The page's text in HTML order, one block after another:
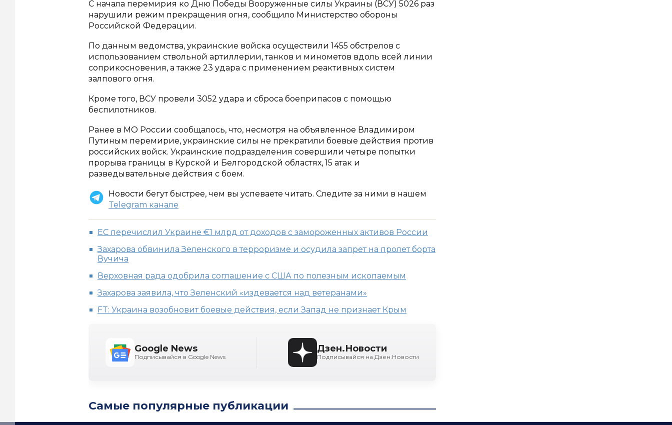
С начала перемирия ко Дню Победы Вооруженные силы Украины (ВСУ) 5026 раз
нарушили режим прекращения огня, сообщило Министерство обороны
Российской Федерации.
По данным ведомства, украинские войска осуществили 1455 обстрелов с
использованием ствольной артиллерии, танков и минометов вдоль всей линии
соприкосновения, а также 23 удара с применением реактивных систем
залпового огня.
Кроме того, ВСУ провели 3052 удара и сброса боеприпасов с помощью
беспилотников.
Ранее в МО России сообщалось, что, несмотря на объявленное Владимиром
Путиным перемирие, украинские силы не прекратили боевые действия против
российских войск. Украинские подразделения совершили четыре попытки
прорыва границы в Курской и Белгородской областях, 15 атак и
разведывательные действия с боем.
Новости бегут быстрее, чем вы успеваете читать. Следите за ними в нашем
Telegram канале
ЕС перечислил Украине €1 млрд от доходов с замороженных активов России
Захарова обвинила Зеленского в терроризме и осудила запрет на пролет борта
Вучича
Верховная рада одобрила соглашение с США по полезным ископаемым
Захарова заявила, что Зеленский «издевается над ветеранами»
FT: Украина возобновит боевые действия, если Запад не признает Крым
Google News
Подписывайся в Google News
Дзен.Новости
Подписывайся на Дзен.Новости
Самые популярные публикации